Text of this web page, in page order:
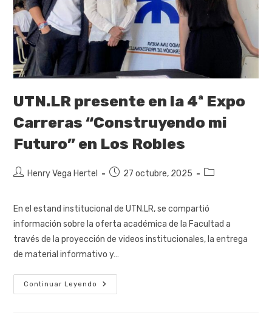
UTN.LR presente en la 4ª Expo
Carreras “Construyendo mi
Futuro” en Los Robles
Henry Vega Hertel 27 octubre, 2025
En el estand institucional de UTN.LR, se compartió
información sobre la oferta académica de la Facultad a
través de la proyección de videos institucionales, la entrega
de material informativo y…
Continuar Leyendo